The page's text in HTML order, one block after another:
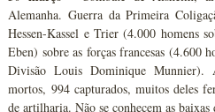
Alemanha. Guerra da Primeira
Hessen-Kassel e Trier (4.000 homens
Eben) sobre as forças francesas (4.600
Divisão Louis Dominique Munnier).
mortos, 994 capturados, muitos deles
de artilharia. Não se conhecem as baixas